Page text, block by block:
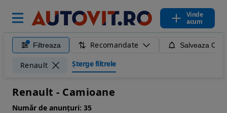
Vinde
acum
Filtreaza Recomandate Salveaza
Renault Șterge filtrele
Renault - Camioane
Număr de anunțuri: 35